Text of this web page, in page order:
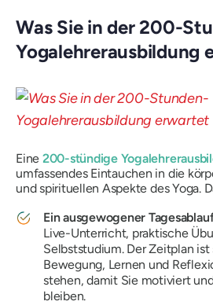
Was Sie in der 200-
Yogalehrerausbildung
Eine 200-stündige
umfassendes Eintauchen in die
und spirituellen Aspekte des Yoga.
Ein ausgewogener
Live-Unterricht, praktische
Selbststudium. Der Zeitplan ist
Bewegung, Lernen und
stehen, damit Sie motiviert
bleiben.